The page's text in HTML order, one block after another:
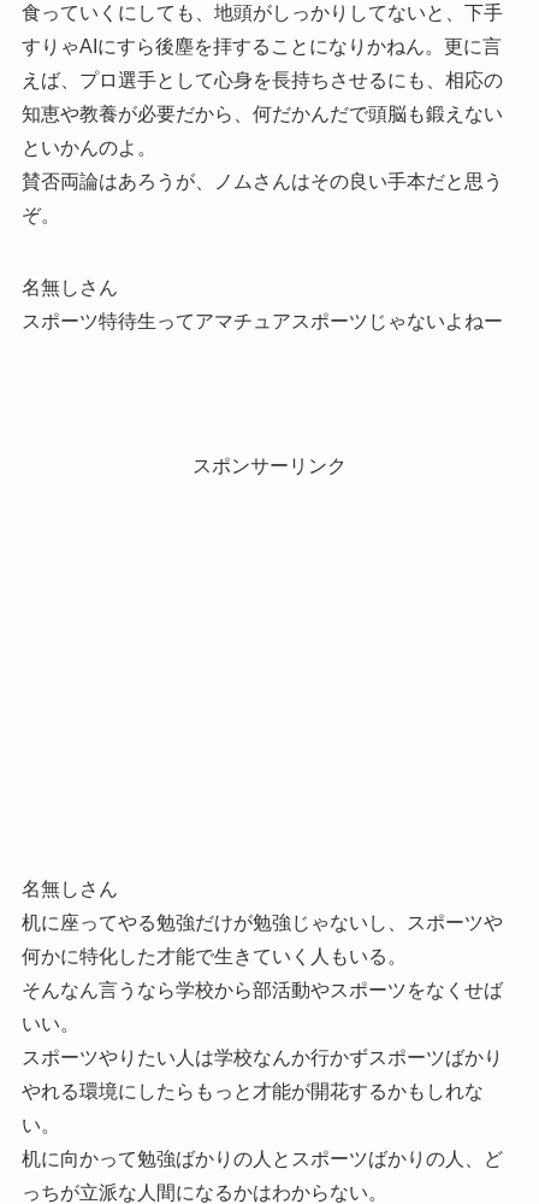
食っていくにしても、地頭がしっかりしてないと、下手
すりゃAIにすら後塵を拝することになりかねん。更に言
えば、プロ選手として心身を長持ちさせるにも、相応の
知恵や教養が必要だから、何だかんだで頭脳も鍛えない
といかんのよ。
賛否両論はあろうが、ノムさんはその良い手本だと思う
ぞ。
名無しさん
スポーツ特待生ってアマチュアスポーツじゃないよねー
スポンサーリンク
名無しさん
机に座ってやる勉強だけが勉強じゃないし、スポーツや
何かに特化した才能で生きていく人もいる。
そんなん言うなら学校から部活動やスポーツをなくせば
いい。
スポーツやりたい人は学校なんか行かずスポーツばかり
やれる環境にしたらもっと才能が開花するかもしれな
い。
机に向かって勉強ばかりの人とスポーツばかりの人、ど
っちが立派な人間になるかはわからない。